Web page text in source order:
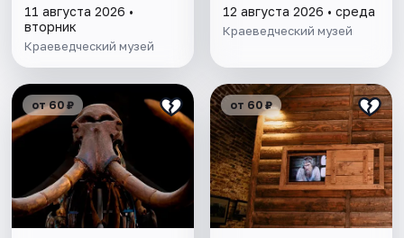
11 августа 2026 •
вторник
Краеведческий музей
12 августа 2026 • среда
Краеведческий музей
от 60 ₽ от 60 ₽